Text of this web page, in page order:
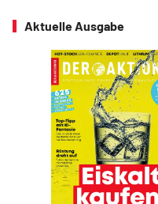
Aktuelle Ausgabe